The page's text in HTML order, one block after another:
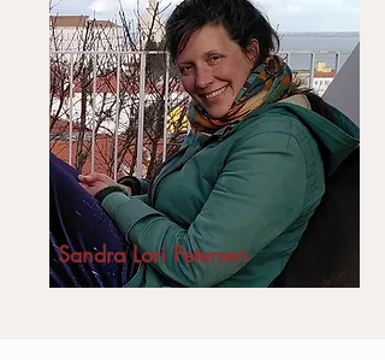
Sandra Lori Petersen